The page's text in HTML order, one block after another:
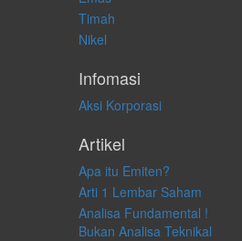
Timah
Nikel
Infomasi
Aksi Korporasi
Artikel
Apa itu Emiten?
Arti 1 Lembar Saham
Analisa Fundamental !
Bukan Analisa Teknikal